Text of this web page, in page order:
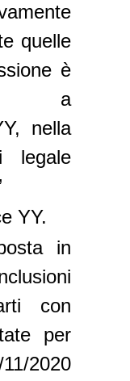
quelle
è
a
nella
legale
’
YY.
in
con
per
2020